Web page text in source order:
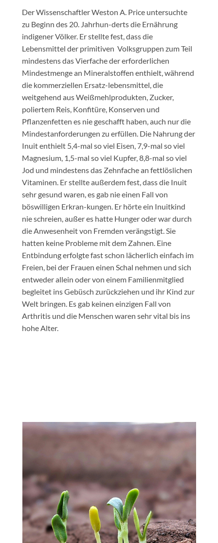
Der Wissenschaftler Weston A. Price untersuchte
zu Beginn des 20. Jahrhun-derts die Ernährung
indigener Völker. Er stellte fest, dass die
Lebensmittel der primitiven Volksgruppen zum Teil
mindestens das Vierfache der erforderlichen
Mindestmenge an Mineralstoffen enthielt, während
die kommerziellen Ersatz-lebensmittel, die
weitgehend aus Weißmehlprodukten, Zucker,
poliertem Reis, Konfitüre, Konserven und
Pflanzenfetten es nie geschafft haben, auch nur die
Mindestanforderungen zu erfüllen. Die Nahrung der
Inuit enthielt 5,4-mal so viel Eisen, 7,9-mal so viel
Magnesium, 1,5-mal so viel Kupfer, 8,8-mal so viel
Jod und mindestens das Zehnfache an fettlöslichen
Vitaminen. Er stellte außerdem fest, dass die Inuit
sehr gesund waren, es gab nie einen Fall von
böswilligen Erkran-kungen. Er hörte ein Inuitkind
nie schreien, außer es hatte Hunger oder war durch
die Anwesenheit von Fremden verängstigt. Sie
hatten keine Probleme mit dem Zahnen. Eine
Entbindung erfolgte fast schon lächerlich einfach im
Freien, bei der Frauen einen Schal nehmen und sich
entweder allein oder von einem Familienmitglied
begleitet ins Gebüsch zurückziehen und ihr Kind zur
Welt bringen. Es gab keinen einzigen Fall von
Arthritis und die Menschen waren sehr vital bis ins
hohe Alter.